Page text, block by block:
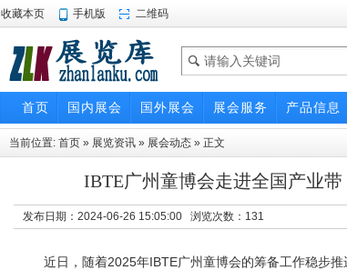
收藏本页 手机版 二维码
首页 国内展会 国外展会 展会服务 产品信息
当前位置: 首页 » 展览资讯 » 展会动态 » 正文
IBTE广州童博会走进全国产业
发布日期：2024-06-26 15:05:00 浏览次数： 131
近日，随着2025年IBTE广州童博会的筹备工作稳步